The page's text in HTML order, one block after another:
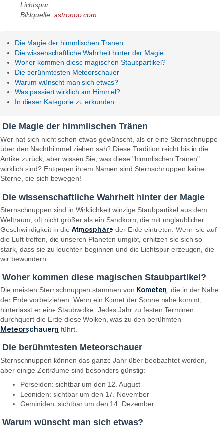
Lichtspur.
Bildquelle:astronoo.com
Die Magie der himmlischen Tränen
Die wissenschaftliche Wahrheit hinter der Magie
Woher kommen diese magischen Staubpartikel?
Die berühmtesten Meteorschauer
Warum wünscht man sich etwas?
Was passiert wirklich am Himmel?
In dieser Kategorie zu erkunden
Die Magie der himmlischen Tränen
Wer hat sich nicht schon etwas gewünscht, als er eine Sternschnuppe
über den Nachthimmel ziehen sah? Diese Tradition reicht bis in die
Antike zurück, aber wissen Sie, was diese "himmlischen Tränen"
wirklich sind? Entgegen ihrem Namen sind Sternschnuppen keine
Sterne, die sich bewegen!
Die wissenschaftliche Wahrheit hinter der Magie
Sternschnuppen sind in Wirklichkeit winzige Staubpartikel aus dem
Weltraum, oft nicht größer als ein Sandkorn, die mit unglaublicher
Geschwindigkeit in dieAtmosphäre der Erde eintreten. Wenn sie auf
die Luft treffen, die unseren Planeten umgibt, erhitzen sie sich so
stark, dass sie zu leuchten beginnen und die Lichtspur erzeugen, die
wir bewundern.
Woher kommen diese magischen Staubpartikel?
Die meisten Sternschnuppen stammen von Kometen , die in der Nähe
der Erde vorbeiziehen. Wenn ein Komet der Sonne nahe kommt,
hinterlässt er eine Staubwolke. Jedes Jahr zu festen Terminen
durchquert die Erde diese Wolken, was zu den berühmten
Meteorschauern führt.
Die berühmtesten Meteorschauer
Sternschnuppen können das ganze Jahr über beobachtet werden,
aber einige Zeiträume sind besonders günstig:
Perseiden: sichtbar um den 12. August
Leoniden: sichtbar um den 17. November
Geminiden: sichtbar um den 14. Dezember
Warum wünscht man sich etwas?